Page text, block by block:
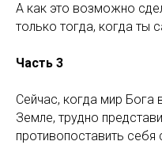
А как это возможно
только тогда, когда ты
Часть 3
Сейчас, когда мир Бога
Земле, трудно
противопоставить